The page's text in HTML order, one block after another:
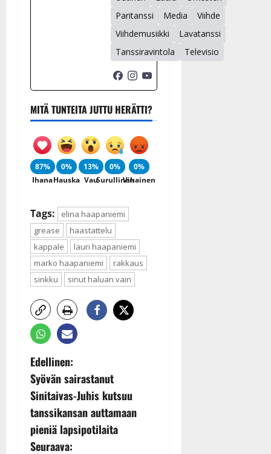
Paritanssi
Media
Viihde
Viihdemusiikki
Lavatanssi
Tanssiravintola
Televisio
MITÄ TUNTEITA JUTTU HERÄTTI?
87%
Ihana
0%
Hauska
13%
Vau
0%
Surullinen
0%
Vihainen
Tags:
elina haapaniemi
grease
haastattelu
kappale
lauri haapaniemi
marko haapaniemi
rakkaus
sinkku
sinut haluan vain
P
o
s
t
Edellinen:
Syövän sairastanut
Sinitaivas-Juhis kutsuu
tanssikansan auttamaan
pieniä lapsipotilaita
Seuraava: